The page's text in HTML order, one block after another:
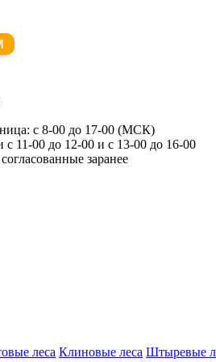
с 8-00 до 17-00 (МСК)
с 11-00 до 12-00 и с 13-00 до 16-00
заранее
леса Клиновые леса Штыревые